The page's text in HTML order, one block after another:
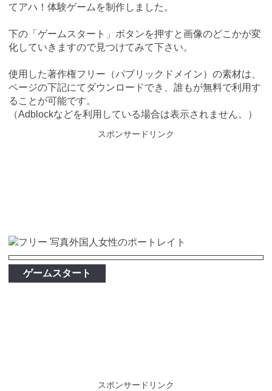
てアハ！体験ゲームを制作しました。
下の「ゲームスタート」ボタンを押すと画像のどこかが変
化していきますので見つけてみて下さい。
使用した著作権フリー（パブリックドメイン）の素材は、
ページの下記にてダウンロードでき、誰もが無料で利用す
ることが可能です。
（Adblockなどを利用している場合は表示されません。）
スポンサードリンク
ゲームスタート
スポンサードリンク